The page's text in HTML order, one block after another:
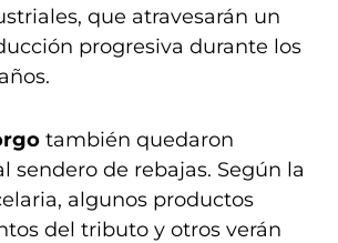
que atravesarán un
progresiva durante los
también quedaron
sendero de rebajas. Según la
algunos productos
del tributo y otros verán